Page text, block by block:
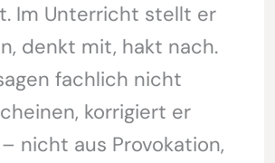
Im Unterricht stellt er
denkt mit, hakt nach.
fachlich nicht
korrigiert er
nicht aus Provokation,